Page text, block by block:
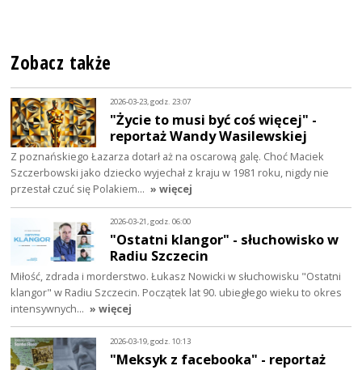
Zobacz także
2026-03-23, godz. 23:07
"Życie to musi być coś więcej" -
reportaż Wandy Wasilewskiej
Z poznańskiego Łazarza dotarł aż na oscarową galę. Choć Maciek
Szczerbowski jako dziecko wyjechał z kraju w 1981 roku, nigdy nie
przestał czuć się Polakiem… » więcej
2026-03-21, godz. 06:00
"Ostatni klangor" - słuchowisko w
Radiu Szczecin
Miłość, zdrada i morderstwo. Łukasz Nowicki w słuchowisku "Ostatni
klangor" w Radiu Szczecin. Początek lat 90. ubiegłego wieku to okres
intensywnych… » więcej
2026-03-19, godz. 10:13
"Meksyk z facebooka" - reportaż